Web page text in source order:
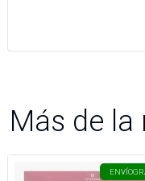
Más de la
ENVÍO